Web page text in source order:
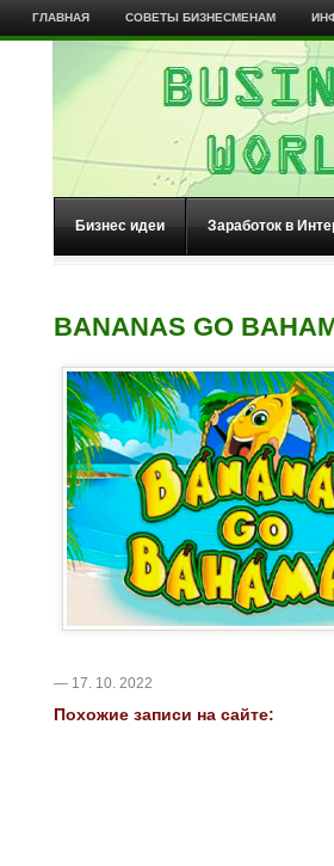
ГЛАВНАЯ СОВЕТЫ БИЗНЕСМЕНАМ
Бизнес идеи Заработок в
BANANAS GO
— 17. 10. 2022
Похожие записи на сайте: